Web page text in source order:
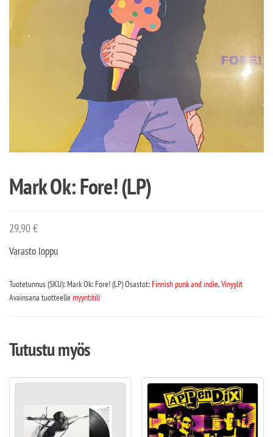
Mark Ok: Fore! (LP)
29,90€
Varasto loppu
Tuotetunnus (SKU): Mark Ok: Fore! (LP)Osastot:Finnish punk and indie,Vinyylit
Avainsana tuotteellemyyntitili
Tutustu myös